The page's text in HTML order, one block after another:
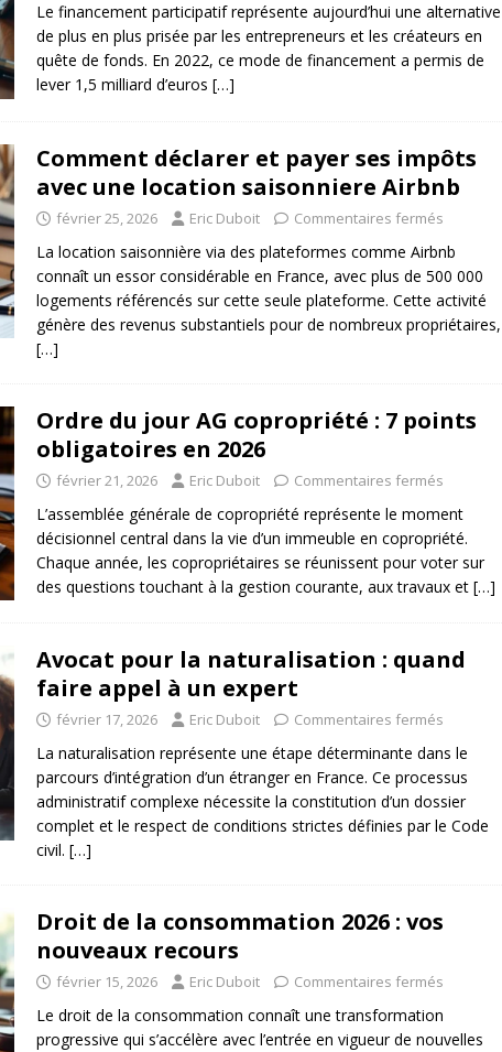
Le financement participatif représente aujourd’hui une alternative
de plus en plus prisée par les entrepreneurs et les créateurs en
quête de fonds. En 2022, ce mode de financement a permis de
lever 1,5 milliard d’euros […]
Comment déclarer et payer ses impôts
avec une location saisonniere Airbnb
février 25, 2026 Eric Duboit Commentaires fermés
La location saisonnière via des plateformes comme Airbnb
connaît un essor considérable en France, avec plus de 500 000
logements référencés sur cette seule plateforme. Cette activité
génère des revenus substantiels pour de nombreux propriétaires,
[…]
Ordre du jour AG copropriété : 7 points
obligatoires en 2026
février 21, 2026 Eric Duboit Commentaires fermés
L’assemblée générale de copropriété représente le moment
décisionnel central dans la vie d’un immeuble en copropriété.
Chaque année, les copropriétaires se réunissent pour voter sur
des questions touchant à la gestion courante, aux travaux et […]
Avocat pour la naturalisation : quand
faire appel à un expert
février 17, 2026 Eric Duboit Commentaires fermés
La naturalisation représente une étape déterminante dans le
parcours d’intégration d’un étranger en France. Ce processus
administratif complexe nécessite la constitution d’un dossier
complet et le respect de conditions strictes définies par le Code
civil. […]
Droit de la consommation 2026 : vos
nouveaux recours
février 15, 2026 Eric Duboit Commentaires fermés
Le droit de la consommation connaît une transformation
progressive qui s’accélère avec l’entrée en vigueur de nouvelles